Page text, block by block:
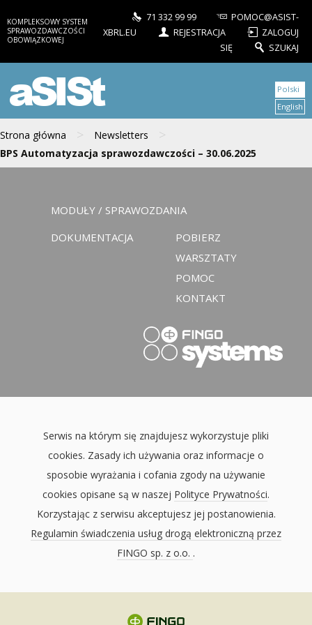
KOMPLEKSOWY SYSTEM
SPRAWOZDAWCZOŚCI
OBOWIĄZKOWEJ
71 332 99 99
POMOC@ASIST-
XBRL.EU
REJESTRACJA
ZALOGUJ
SIĘ
SZUKAJ
aSISt
Strona główna > Newsletters >
BPS Automatyzacja sprawozdawczości – 30.06.2025
Polski
English
MODUŁY / SPRAWOZDANIA
DOKUMENTACJA
POBIERZ
WARSZTATY
POMOC
KONTAKT
Serwis na którym się znajdujesz wykorzystuje pliki
cookies. Zasady ich używania oraz informacje o
sposobie wyrażania i cofania zgody na używanie
cookies opisane są w naszej Polityce Prywatności.
Korzystając z serwisu akceptujesz jej postanowienia.
Regulamin świadczenia usług drogą elektroniczną przez
FINGO sp. z o.o. .